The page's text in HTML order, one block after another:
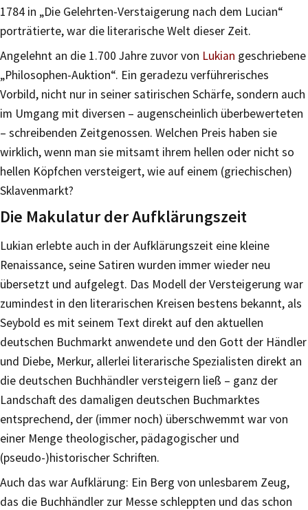
1784 in „Die Gelehrten-Verstaigerung nach dem Lucian“
porträtierte, war die literarische Welt dieser Zeit.
Angelehnt an die 1.700 Jahre zuvor von Lukian geschriebene
„Philosophen-Auktion“. Ein geradezu verführerisches
Vorbild, nicht nur in seiner satirischen Schärfe, sondern auch
im Umgang mit diversen – augenscheinlich überbewerteten
– schreibenden Zeitgenossen. Welchen Preis haben sie
wirklich, wenn man sie mitsamt ihrem hellen oder nicht so
hellen Köpfchen versteigert, wie auf einem (griechischen)
Sklavenmarkt?
Die Makulatur der Aufklärungszeit
Lukian erlebte auch in der Aufklärungszeit eine kleine
Renaissance, seine Satiren wurden immer wieder neu
übersetzt und aufgelegt. Das Modell der Versteigerung war
zumindest in den literarischen Kreisen bestens bekannt, als
Seybold es mit seinem Text direkt auf den aktuellen
deutschen Buchmarkt anwendete und den Gott der Händler
und Diebe, Merkur, allerlei literarische Spezialisten direkt an
die deutschen Buchhändler versteigern ließ – ganz der
Landschaft des damaligen deutschen Buchmarktes
entsprechend, der (immer noch) überschwemmt war von
einer Menge theologischer, pädagogischer und
(pseudo-)historischer Schriften.
Auch das war Aufklärung: Ein Berg von unlesbarem Zeug,
das die Buchhändler zur Messe schleppten und das schon